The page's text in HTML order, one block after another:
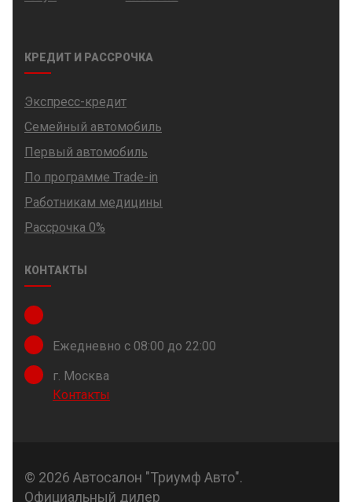
КРЕДИТ И РАССРОЧКА
Экспресс-кредит
Семейный автомобиль
Первый автомобиль
По программе Trade-in
Работникам медицины
Рассрочка 0%
КОНТАКТЫ
Ежедневно с 08:00 до 22:00
г. Москва
Контакты
© 2026 Автосалон "Триумф Авто".
Официальный дилер